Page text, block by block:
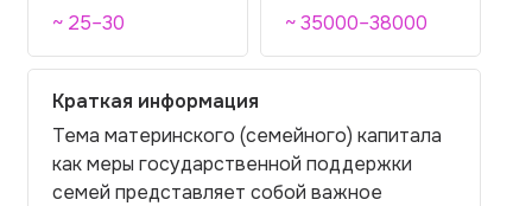
~ 25–30
~ 35000–38000
Краткая информация
Тема материнского (семейного) капитала
как меры государственной поддержки
семей представляет собой важное